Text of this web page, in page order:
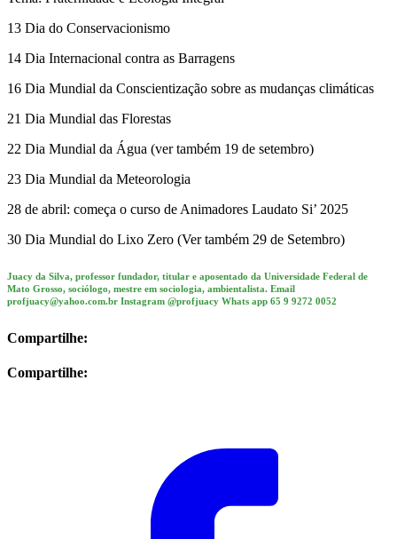
13 Dia do Conservacionismo
14 Dia Internacional contra as Barragens
16 Dia Mundial da Conscientização sobre as mudanças climáticas
21 Dia Mundial das Florestas
22 Dia Mundial da Água (ver também 19 de setembro)
23 Dia Mundial da Meteorologia
28 de abril: começa o curso de Animadores Laudato Si’ 2025
30 Dia Mundial do Lixo Zero (Ver também 29 de Setembro)
Juacy da Silva, professor fundador, titular e aposentado da Universidade Federal de
Mato Grosso, sociólogo, mestre em sociologia, ambientalista. Email
profjuacy@yahoo.com.br Instagram @profjuacy Whats app 65 9 9272 0052
Compartilhe:
Compartilhe: